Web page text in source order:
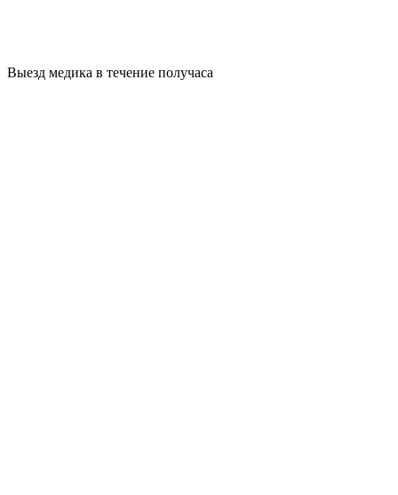
Выезд медика в течение получаса